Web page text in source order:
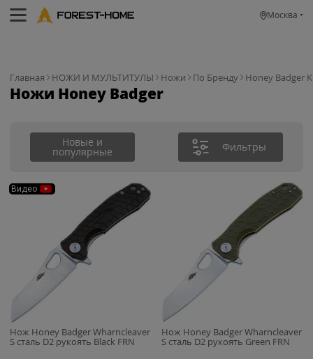
Москва
Главная НОЖИ И МУЛЬТИТУЛЫ Ножи По Бренду Honey Badger
Ножи Honey Badger
Новые и
популярные Фильтры
Видео
Нож Honey Badger Wharncleaver
S сталь D2 рукоять Black FRN
Нож Honey Badger Wharncleaver
S сталь D2 рукоять Green FRN